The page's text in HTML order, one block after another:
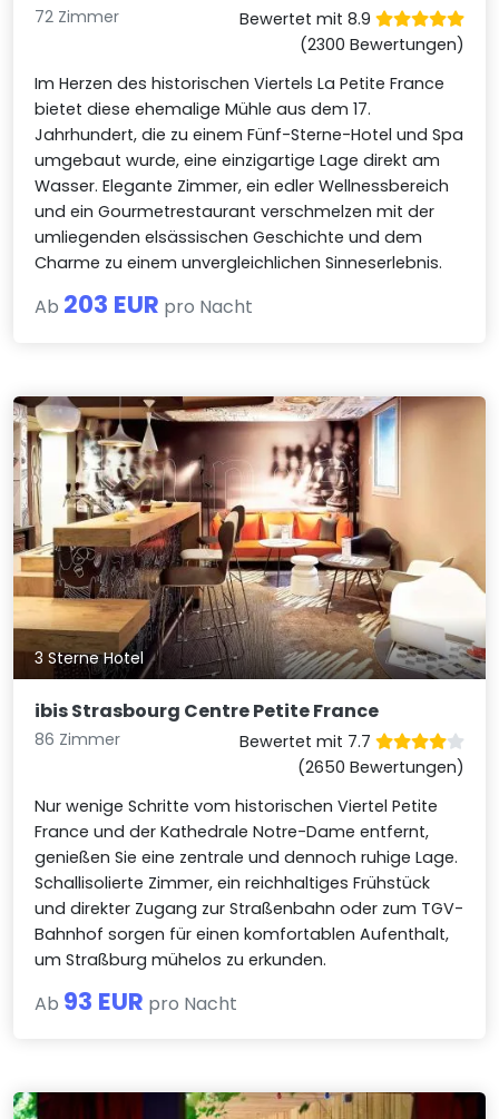
72 Zimmer
Bewertet mit 8.9
(2300 Bewertungen)
Im Herzen des historischen Viertels La Petite France
bietet diese ehemalige Mühle aus dem 17.
Jahrhundert, die zu einem Fünf-Sterne-Hotel und Spa
umgebaut wurde, eine einzigartige Lage direkt am
Wasser. Elegante Zimmer, ein edler Wellnessbereich
und ein Gourmetrestaurant verschmelzen mit der
umliegenden elsässischen Geschichte und dem
Charme zu einem unvergleichlichen Sinneserlebnis.
Ab 203 EUR pro Nacht
3 Sterne Hotel
ibis Strasbourg Centre Petite France
86 Zimmer
Bewertet mit 7.7
(2650 Bewertungen)
Nur wenige Schritte vom historischen Viertel Petite
France und der Kathedrale Notre-Dame entfernt,
genießen Sie eine zentrale und dennoch ruhige Lage.
Schallisolierte Zimmer, ein reichhaltiges Frühstück
und direkter Zugang zur Straßenbahn oder zum TGV-
Bahnhof sorgen für einen komfortablen Aufenthalt,
um Straßburg mühelos zu erkunden.
Ab 93 EUR pro Nacht